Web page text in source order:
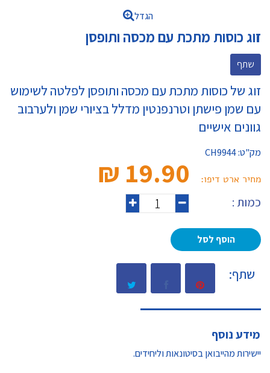
הגדל
זוג כוסות מתכת עם מכסה ותופסן
שתף
זוג של כוסות מתכת עם מכסה ותופסן לפלטה לשימוש
עם שמן פישתן וטרנפנטין מדלל בציורי שמן ולערבוב
גוונים אישיים
מק"ט:CH9944
מחיר ארט דיפו: 19.90 ₪‎
כמות :
הוסף לסל
שתף:
מידע נוסף
יישירות מהייבואן בסיטונאות וליחידים.